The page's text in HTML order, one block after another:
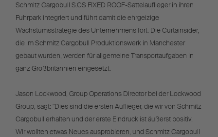
Schmitz Cargobull S.CS FIXED ROOF-Sattelauflieger in ihren
Fuhrpark integriert und führt damit die ehrgeizige
Wachstumsstrategie des Unternehmens fort. Die Curtainsider,
die im Schmitz Cargobull Produktionswerk in Manchester
gebaut wurden, werden für allgemeine Transportaufgaben in
ganz Großbritannien eingesetzt.
Jason Lockwood, Group Operations Director bei der Lockwood
Group, sagt: "Dies sind die ersten Auflieger, die wir von Schmitz
Cargobull erhalten und der erste Eindruck ist äußerst positiv.
Wir wollten etwas Neues ausprobieren, und Schmitz Cargobull